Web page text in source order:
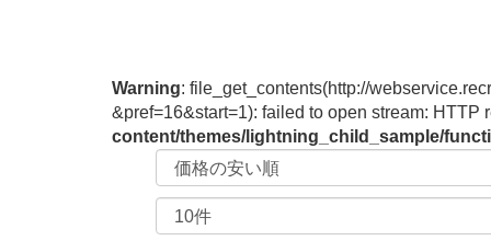
Warning: file_get_contents(http://
&pref=16&start=1): failed to open stream:
content/themes/lightning_child_sample/